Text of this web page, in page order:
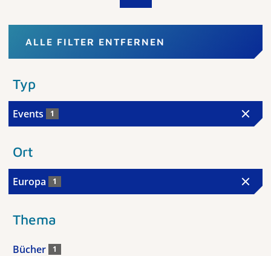
ALLE FILTER ENTFERNEN
Typ
Events 1
Ort
Europa 1
Thema
Bücher 1